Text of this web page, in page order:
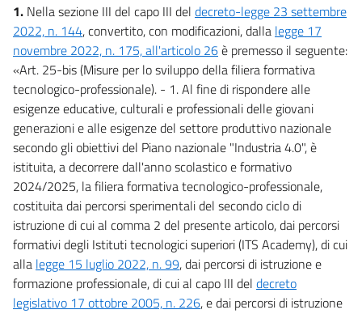
1. Nella sezione III del capo III del decreto-legge 23 settembre
2022, n. 144, convertito, con modificazioni, dalla legge 17
novembre 2022, n. 175, all'articolo 26è premesso il seguente:
«Art. 25-bis (Misure per lo sviluppo della filiera formativa
tecnologico-professionale). - 1. Al fine di rispondere alle
esigenze educative, culturali e professionali delle giovani
generazioni e alle esigenze del settore produttivo nazionale
secondo gli obiettivi del Piano nazionale "Industria 4.0", è
istituita, a decorrere dall'anno scolastico e formativo
2024/2025, la filiera formativa tecnologico-professionale,
costituita dai percorsi sperimentali del secondo ciclo di
istruzione di cui al comma 2 del presente articolo, dai percorsi
formativi degli Istituti tecnologici superiori (ITS Academy), di cui
alla legge 15 luglio 2022, n. 99, dai percorsi di istruzione e
formazione professionale, di cui al capo III del decreto
legislativo 17 ottobre 2005, n. 226, e dai percorsi di istruzione